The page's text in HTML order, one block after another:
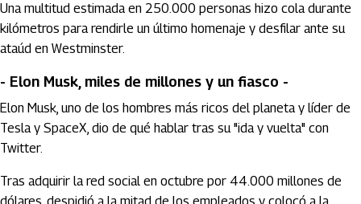
Una multitud estimada en 250.000 personas hizo cola durante
kilómetros para rendirle un último homenaje y desfilar ante su
ataúd en Westminster.
- Elon Musk, miles de millones y un fiasco -
Elon Musk, uno de los hombres más ricos del planeta y líder de
Tesla y SpaceX, dio de qué hablar tras su "ida y vuelta" con
Twitter.
Tras adquirir la red social en octubre por 44.000 millones de